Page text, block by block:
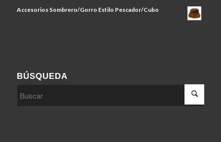
Accesorios Sombrero/Gorro Estilo Pescador/Cubo
BÚSQUEDA